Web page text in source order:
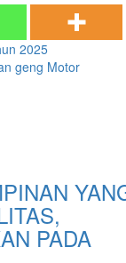
2025
geng Motor
PADA